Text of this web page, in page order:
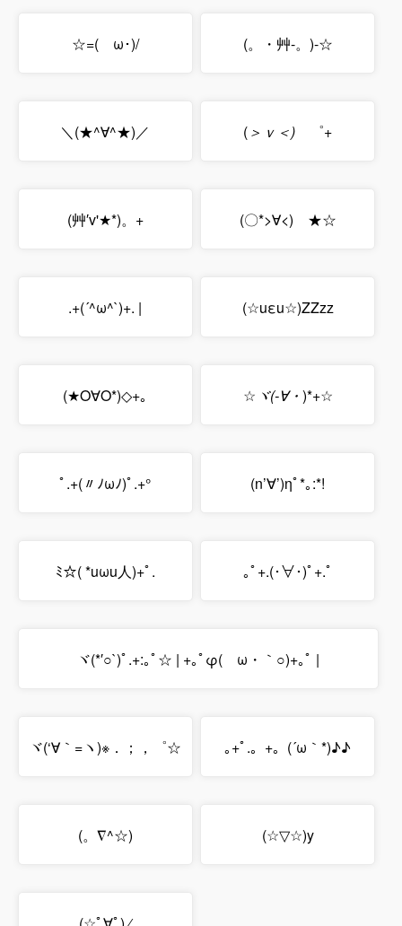
☆=(ゝω･)/ (。・艸-。)-☆
＼(★^∀^★)／ (＞ｖ＜)ゞ ゜+
(艸′v'★*)。+ (〇*>∀<)ゞ★☆
.+(´^ω^`)+. | (☆uεu☆)ZZzz
(★O∀O*)◇+｡ ☆ ヾ(-∀・ )*+☆
ﾟ.+(〃ﾉωﾉ)ﾟ.+° (n’∀’)ηﾟ*｡:*!
ﾐ☆( *uωu人)+ﾟ. ｡ﾟ+.(･∀･)ﾟ+.ﾟ
ヾ(*′○`)ﾟ.+:｡ﾟ☆ | +｡ﾟφ(ゝω・｀○)+｡ﾟ |
ヾ(‘∀｀=ヽ)※．；，゜☆ ｡+ﾟ.。+。(´ω｀*)♪♪
(。∇^☆) (☆▽☆)y